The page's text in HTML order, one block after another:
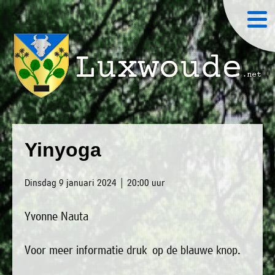
Yinyoga
Dinsdag 9 januari 2024 | 20:00 uur
Yvonne Nauta
Voor meer informatie druk op de blauwe knop.
»
Home
»
Welkom
Nieuws
Agenda
Luxwoude.net
website@luxwoude.net
Plaatselijk
belang
dit
moment
bestaat
het